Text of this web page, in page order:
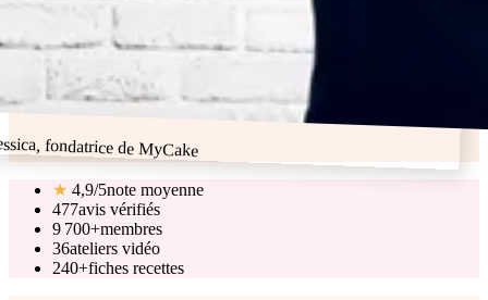
fondatrice de MyCake
★ 4,9/5note moyenne
477avis vérifiés
9 700+membres
36ateliers vidéo
240+fiches recettes